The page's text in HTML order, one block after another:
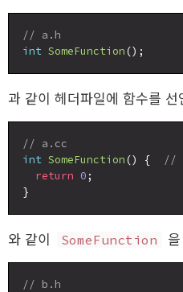
// a.h
int SomeFunction
과 같이 헤더파일에 함수를 선
// a.cc
int SomeFunction () {
//
return 0 ;
와 같이 SomeFunction
// b.h